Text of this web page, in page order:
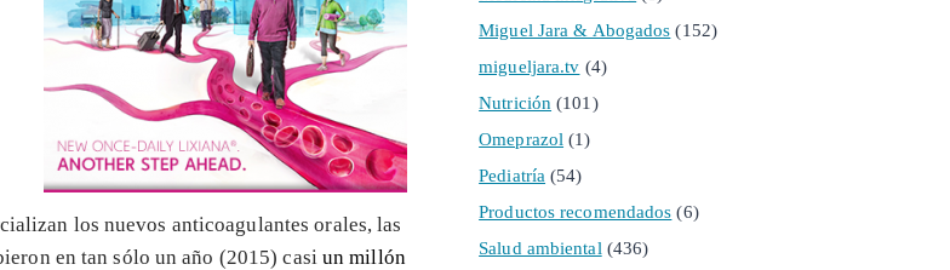
los nuevos anticoagulantes orales, las
en tan sólo un año (2015) casi un millón
Miguel Jara & Abogados (152)
migueljara.tv (4)
Nutrición (101)
Omeprazol (1)
Pediatría (54)
Productos recomendados (6)
Salud ambiental (436)